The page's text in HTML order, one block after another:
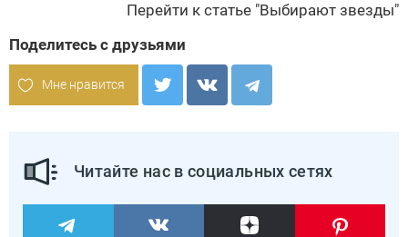
Перейти к статье "Выбирают звезды"
Поделитесь с друзьями
Мне нравится
Читайте нас в социальных сетях